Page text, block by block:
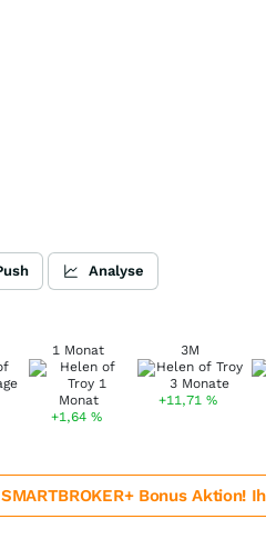
Analyse
1 Monat
+1,64 %
3M
+11,71%
SMARTBROKER+ Bonus Aktion!